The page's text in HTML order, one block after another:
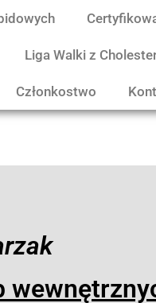
Liga Walki z
Członkostwo